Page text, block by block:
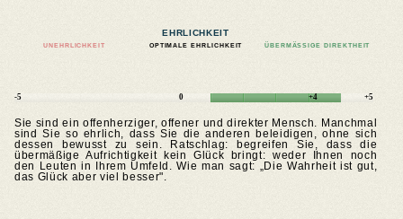
EHRLICHKEIT
UNEHRLICHKEIT OPTIMALE EHRLICHKEIT ÜBERMÄSSIGE DIREKTHEIT
-5 0 +4 +5
Sie sind ein offenherziger, offener und direkter Mensch. Manchmal
sind Sie so ehrlich, dass Sie die anderen beleidigen, ohne sich
dessen bewusst zu sein. Ratschlag: begreifen Sie, dass die
übermäßige Aufrichtigkeit kein Glück bringt: weder Ihnen noch
den Leuten in Ihrem Umfeld. Wie man sagt: „Die Wahrheit ist gut,
das Glück aber viel besser".